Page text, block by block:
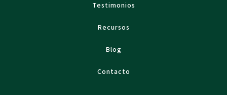
Testimonios
Recursos
Blog
Contacto